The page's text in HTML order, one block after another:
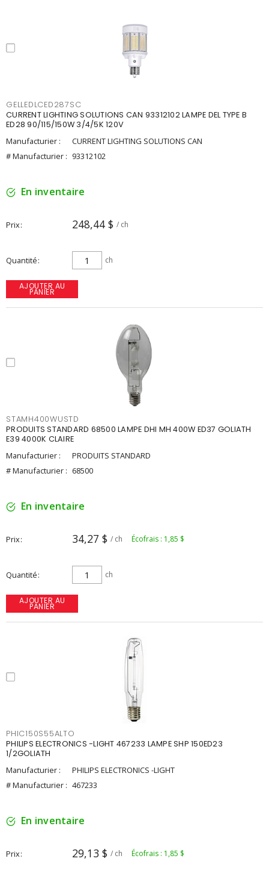
GELLEDLCED287SC
CURRENT LIGHTING SOLUTIONS CAN 93312102 LAMPE DEL TYPE B
ED28 90/115/150W 3/4/5K 120V
Manufacturier :
CURRENT LIGHTING SOLUTIONS CAN
# Manufacturier : 93312102
En inventaire
Prix 248,44 $ / ch
Quantité ch
AJOUTER AU
PANIER
STAMH400WUSTD
PRODUITS STANDARD 68500 LAMPE DHI MH 400W ED37 GOLIATH
E39 4000K CLAIRE
Manufacturier :
PRODUITS STANDARD
# Manufacturier : 68500
En inventaire
Prix 34,27 $ / ch Écofrais : 1,85 $
Quantité ch
AJOUTER AU
PANIER
PHIC150S55ALTO
PHILIPS ELECTRONICS -LIGHT 467233 LAMPE SHP 150ED23
1/2GOLIATH
Manufacturier :
PHILIPS ELECTRONICS -LIGHT
# Manufacturier : 467233
En inventaire
Prix 29,13 $ / ch Écofrais : 1,85 $